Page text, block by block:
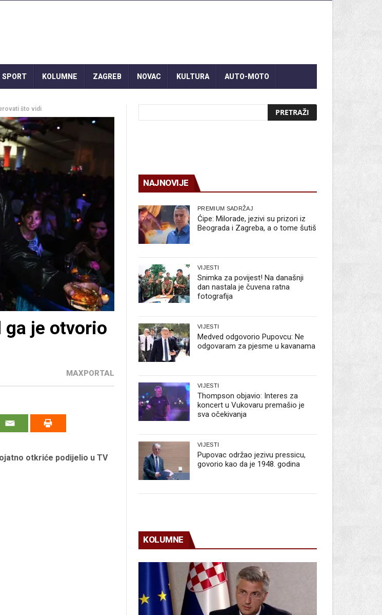
SPORT KOLUMNE ZAGREB NOVAC KULTURA AUTO-MOTO
što vidi
je otvorio
MAXPORTAL
otkriće podijelio u TV
NAJNOVIJE
PREMIUM SADRŽAJ
Ćipe: Milorade, jezivi su prizori iz
Beograda i Zagreba, a o tome šutiš
VIJESTI
Snimka za povijest! Na današnji
dan nastala je čuvena ratna
fotografija
VIJESTI
Medved odgovorio Pupovcu: Ne
odgovaram za pjesme u kavanama
VIJESTI
Thompson objavio: Interes za
koncert u Vukovaru premašio je
sva očekivanja
VIJESTI
Pupovac održao jezivu pressicu,
govorio kao da je 1948. godina
KOLUMNE